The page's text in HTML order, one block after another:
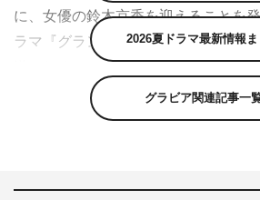
に、女優の鈴木京香を迎えることを
ラマ『グランメゾン東京』でも共演
木村拓哉が、親交のある様々な方々
2026夏ドラマ最新情報
グラビア関連記事一